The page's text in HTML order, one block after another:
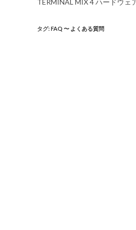
タグ:FAQ 〜 よくある質問